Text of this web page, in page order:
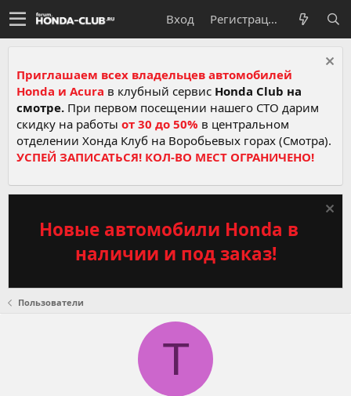
Вход Регистрация
Приглашаем всех владельцев автомобилей
Honda и Acura в клубный сервис Honda Club на
смотре. При первом посещении нашего СТО дарим
скидку на работы от 30 до 50% в центральном
отделении Хонда Клуб на Воробьевых горах (Смотра).
УСПЕЙ ЗАПИСАТЬСЯ! КОЛ-ВО МЕСТ ОГРАНИЧЕНО!
Новые автомобили Honda в
наличии и под заказ!
Пользователи
T